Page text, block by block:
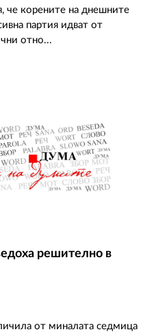
че корените на днешните
партия идват от
отно...
решително в
от миналата седмица